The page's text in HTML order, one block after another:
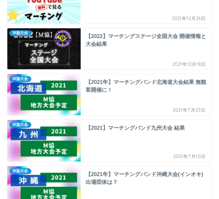
2021年12月26日
M協大会
【2022】マーチングステージ全国大会 開催情報と
大会結果
2021年12月18日
M協大会
【2021年】マーチングバンド北海道大会結果 無観
客開催に！
2021年7月25日
M協大会
【2021】マーチングバンド九州大会 結果
2021年7月10日
M協大会
【2021年】マーチングバンド沖縄大会(インオキ)
出場団体は？